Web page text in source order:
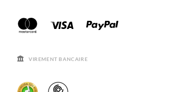
VIREMENT BANCAIRE